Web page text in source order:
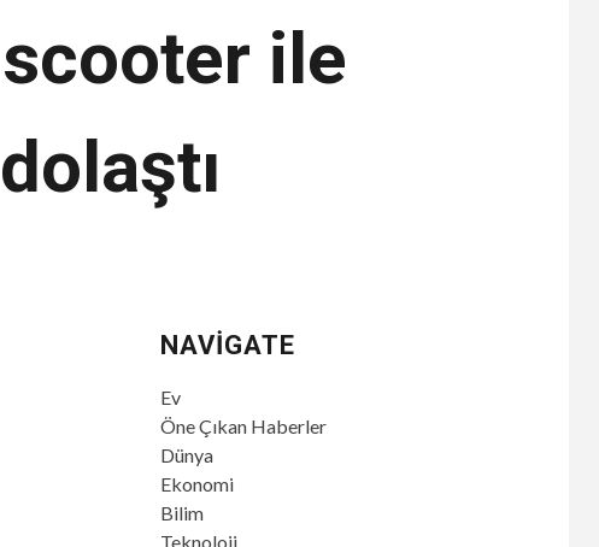
ile
NAVIGATE
Ev
Öne Çıkan Haberler
Dünya
Ekonomi
Bilim
Teknoloji